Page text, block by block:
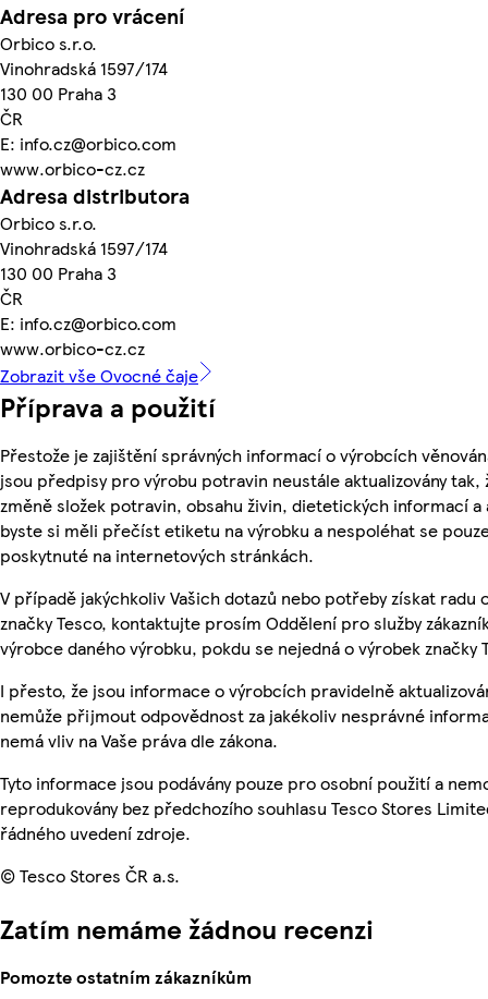
Adresa pro vrácení
Orbico s.r.o.
Vinohradská 1597/174
130 00 Praha 3
ČR
E: info.cz@orbico.com
www.orbico-cz.cz
Adresa distributora
Orbico s.r.o.
Vinohradská 1597/174
130 00 Praha 3
ČR
E: info.cz@orbico.com
www.orbico-cz.cz
Zobrazit vše Ovocné čaje
Příprava a použití
Přestože je zajištění správných informací o výrobcích
jsou předpisy pro výrobu potravin neustále aktualizovány tak,
změně složek potravin, obsahu živin, dietetických informací a
byste si měli přečíst etiketu na výrobku a nespoléhat se
poskytnuté na internetových stránkách.
V případě jakýchkoliv Vašich dotazů nebo potřeby získat radu
značky Tesco, kontaktujte prosím Oddělení pro služby
výrobce daného výrobku, pokdu se nejedná o výrobek značky
I přesto, že jsou informace o výrobcích pravidelně
nemůže přijmout odpovědnost za jakékoliv nesprávné
nemá vliv na Vaše práva dle zákona.
Tyto informace jsou podávány pouze pro osobní použití a
reprodukovány bez předchozího souhlasu Tesco Stores
řádného uvedení zdroje.
© Tesco Stores ČR a.s.
Zatím nemáme žádnou recenzi
Pomozte ostatním zákazníkům